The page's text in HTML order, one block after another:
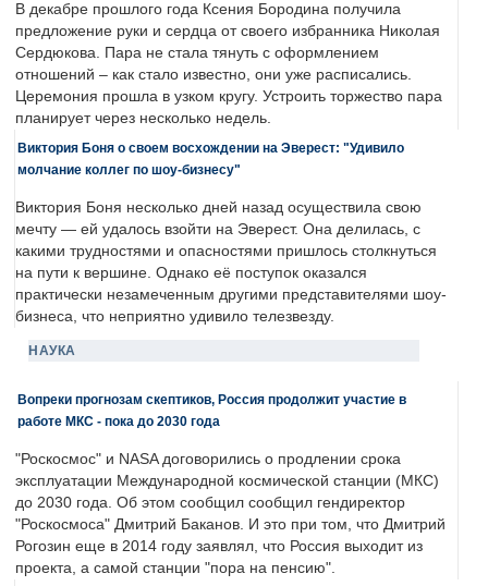
В декабре прошлого года Ксения Бородина получила
предложение руки и сердца от своего избранника Николая
Сердюкова. Пара не стала тянуть с оформлением
отношений – как стало известно, они уже расписались.
Церемония прошла в узком кругу. Устроить торжество пара
планирует через несколько недель.
Виктория Боня о своем восхождении на Эверест: "Удивило
молчание коллег по шоу-бизнесу"
Виктория Боня несколько дней назад осуществила свою
мечту — ей удалось взойти на Эверест. Она делилась, с
какими трудностями и опасностями пришлось столкнуться
на пути к вершине. Однако её поступок оказался
практически незамеченным другими представителями шоу-
бизнеса, что неприятно удивило телезвезду.
НАУКА
Вопреки прогнозам скептиков, Россия продолжит участие в
работе МКС - пока до 2030 года
"Роскосмос" и NASA договорились о продлении срока
эксплуатации Международной космической станции (МКС)
до 2030 года. Об этом сообщил сообщил гендиректор
"Роскосмоса" Дмитрий Баканов. И это при том, что Дмитрий
Рогозин еще в 2014 году заявлял, что Россия выходит из
проекта, а самой станции "пора на пенсию".